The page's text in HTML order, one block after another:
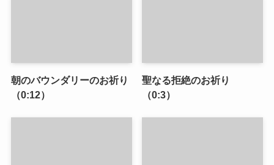
朝のバウンダリーのお祈り
（0:12）
聖なる拒絶のお祈り
（0:3）